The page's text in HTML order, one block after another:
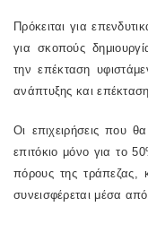
Πρόκειται για
για σκοπούς
την επέκταση
ανάπτυξης και
Οι επιχειρήσεις που
επιτόκιο μόνο για το
πόρους της τράπεζας,
συνεισφέρεται μέσα